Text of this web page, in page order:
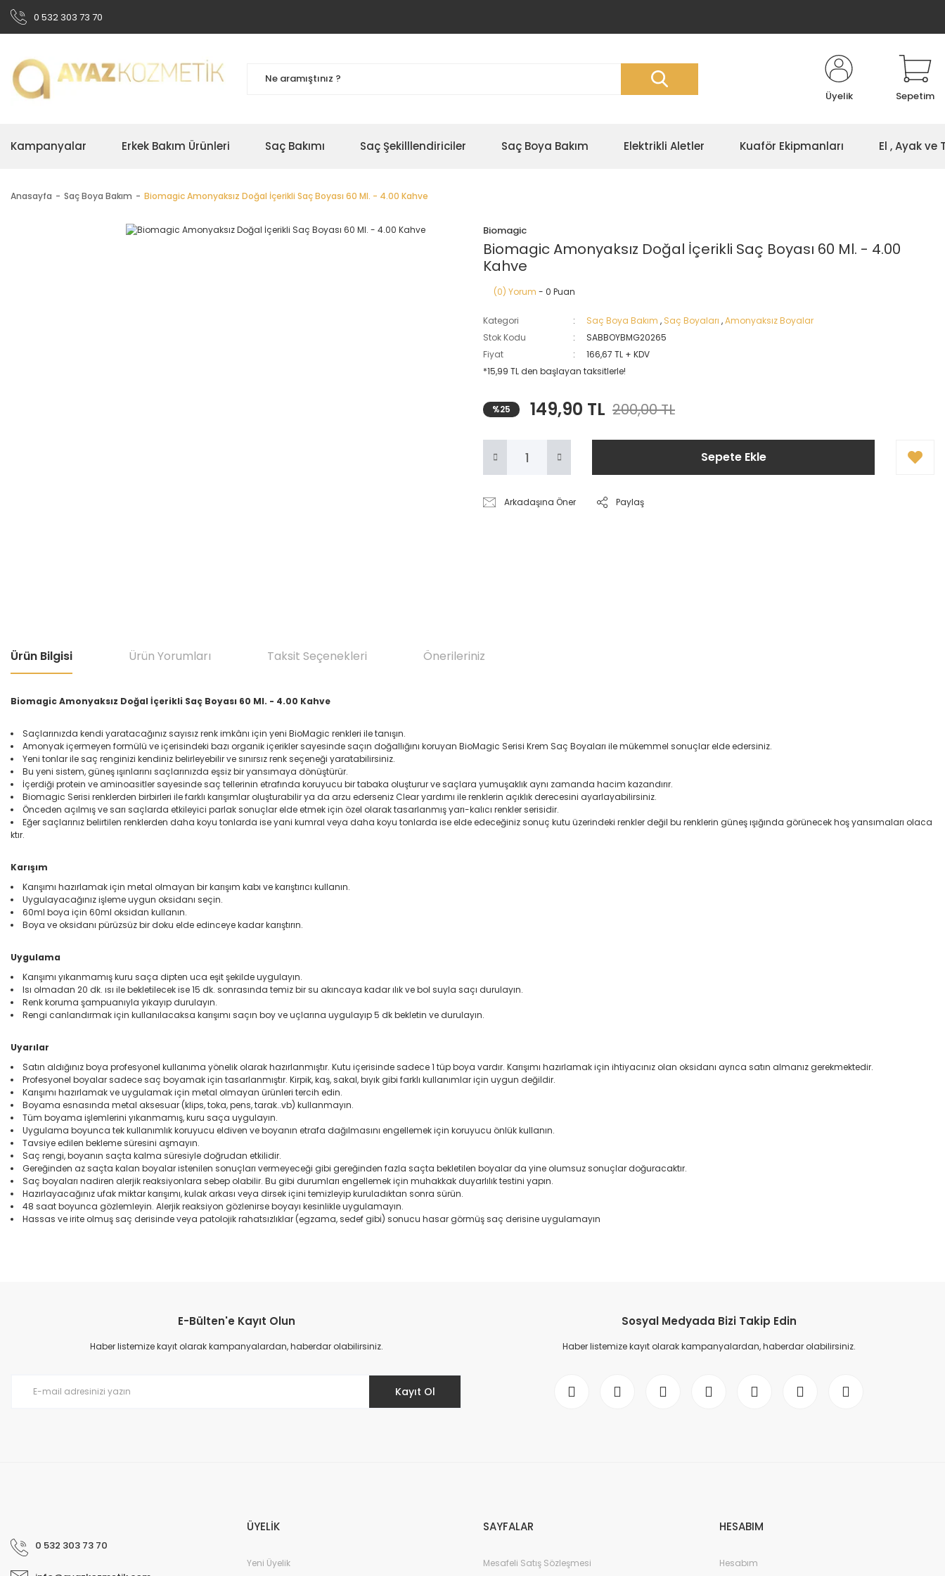
0 532 303 73 70
Üyelik Sepetim
Kampanyalar Erkek Bakım Ürünleri Saç Bakımı Saç Şekilllendiriciler Saç Boya Bakım Elektrikli Aletler Kuaför Ekipmanları El , Ayak ve
Anasayfa Saç Boya Bakım Biomagic Amonyaksız Doğal İçerikli Saç Boyası 60 Ml. - 4.00 Kahve
Biomagic
Biomagic Amonyaksız Doğal İçerikli Saç Boyası 60 Ml. - 4.00
Kahve
(0) Yorum - 0 Puan
Kategori Saç Boya Bakım , Saç Boyaları ,Amonyaksız Boyalar
Stok Kodu
SABBOYBMG20265
Fiyat
166,67 TL + KDV
*15,99 TL den başlayan taksitlerle!
%25 149,90 TL 200,00 TL
Sepete Ekle
Arkadaşına Öner Paylaş
Ürün Bilgisi Ürün Yorumları Taksit Seçenekleri Önerileriniz
Biomagic Amonyaksız Doğal İçerikli Saç Boyası 60 Ml. - 4.00 Kahve
Saçlarınızda kendi yaratacağınız sayısız renk imkânı için yeni BioMagic renkleri ile tanışın.
Amonyak içermeyen formülü ve içerisindeki bazı organik içerikler sayesinde saçın doğallığını koruyan BioMagic Serisi Krem Saç Boyaları ile mükemmel sonuçlar elde edersiniz.
Yeni tonlar ile saç renginizi kendiniz belirleyebilir ve sınırsız renk seçeneği yaratabilirsiniz.
Bu yeni sistem, güneş ışınlarını saçlarınızda eşsiz bir yansımaya dönüştürür.
İçerdiği protein ve aminoasitler sayesinde saç tellerinin etrafında koruyucu bir tabaka oluşturur ve saçlara yumuşaklık aynı zamanda hacim kazandırır.
Biomagic Serisi renklerden birbirleri ile farklı karışımlar oluşturabilir ya da arzu ederseniz Clear yardımı ile renklerin açıklık derecesini ayarlayabilirsiniz.
Önceden açılmış ve sarı saçlarda etkileyici parlak sonuçlar elde etmek için özel olarak tasarlanmış yarı-kalıcı renkler serisidir.
Eğer saçlarınız belirtilen renklerden daha koyu tonlarda ise yani kumral veya daha koyu tonlarda ise elde edeceğiniz sonuç kutu üzerindeki renkler değil bu renklerin güneş ışığında görünecek hoş yansımaları olaca
ktır.
Karışım
Karışımı hazırlamak için metal olmayan bir karışım kabı ve karıştırıcı kullanın.
Uygulayacağınız işleme uygun oksidanı seçin.
60ml boya için 60ml oksidan kullanın.
Boya ve oksidanı pürüzsüz bir doku elde edinceye kadar karıştırın.
Uygulama
Karışımı yıkanmamış kuru saça dipten uca eşit şekilde uygulayın.
Isı olmadan 20 dk. ısı ile bekletilecek ise 15 dk. sonrasında temiz bir su akıncaya kadar ılık ve bol suyla saçı durulayın.
Renk koruma şampuanıyla yıkayıp durulayın.
Rengi canlandırmak için kullanılacaksa karışımı saçın boy ve uçlarına uygulayıp 5 dk bekletin ve durulayın.
Uyarılar
Satın aldığınız boya profesyonel kullanıma yönelik olarak hazırlanmıştır. Kutu içerisinde sadece 1 tüp boya vardır. Karışımı hazırlamak için ihtiyacınız olan oksidanı ayrıca satın almanız gerekmektedir.
Profesyonel boyalar sadece saç boyamak için tasarlanmıştır. Kirpik, kaş, sakal, bıyık gibi farklı kullanımlar için uygun değildir.
Karışımı hazırlamak ve uygulamak için metal olmayan ürünleri tercih edin.
Boyama esnasında metal aksesuar (klips, toka, pens, tarak..vb) kullanmayın.
Tüm boyama işlemlerini yıkanmamış, kuru saça uygulayın.
Uygulama boyunca tek kullanımlık koruyucu eldiven ve boyanın etrafa dağılmasını engellemek için koruyucu önlük kullanın.
Tavsiye edilen bekleme süresini aşmayın.
Saç rengi, boyanın saçta kalma süresiyle doğrudan etkilidir.
Gereğinden az saçta kalan boyalar istenilen sonuçları vermeyeceği gibi gereğinden fazla saçta bekletilen boyalar da yine olumsuz sonuçlar doğuracaktır.
Saç boyaları nadiren alerjik reaksiyonlara sebep olabilir. Bu gibi durumları engellemek için muhakkak duyarlılık testini yapın.
Hazırlayacağınız ufak miktar karışımı, kulak arkası veya dirsek içini temizleyip kuruladıktan sonra sürün.
48 saat boyunca gözlemleyin. Alerjik reaksiyon gözlenirse boyayı kesinlikle uygulamayın.
Hassas ve irite olmuş saç derisinde veya patolojik rahatsızlıklar (egzama, sedef gibi) sonucu hasar görmüş saç derisine uygulamayın
Ürün resmi kalitesiz, bozuk veya görüntülenemiyor.
Ürün açıklamasında eksik bilgiler bulunuyor.
E-Bülten'e Kayıt Olun
Haber listemize kayıt olarak kampanyalardan, haberdar olabilirsiniz.
Kayıt Ol
Sosyal Medyada Bizi Takip Edin
Haber listemize kayıt olarak kampanyalardan, haberdar olabilirsiniz.
0 532 303 73 70
ÜYELİK
Yeni Üyelik
SAYFALAR
Mesafeli Satış Sözleşmesi
HESABIM
Hesabım